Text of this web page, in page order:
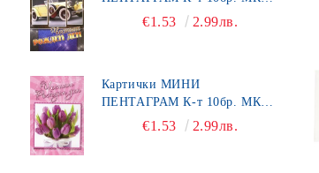
Щипки
КАНАП
Органайзери за бюро
Хоризонтални поставки
Маркиращи клещи
€1.53 2.99лв.
Картички МИНИ
ПЕНТАГРАМ К-т 10бр. МК
€1.53 2.99лв.